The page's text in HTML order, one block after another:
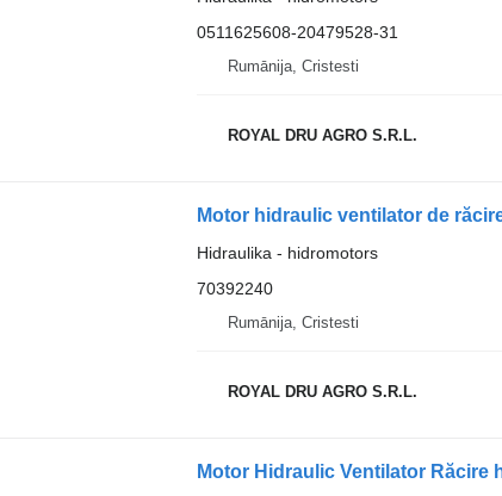
0511625608-20479528-31
Rumānija, Cristesti
ROYAL DRU AGRO S.R.L.
Hidraulika - hidromotors
70392240
Rumānija, Cristesti
ROYAL DRU AGRO S.R.L.
Motor Hidraulic Ventilator Răcire